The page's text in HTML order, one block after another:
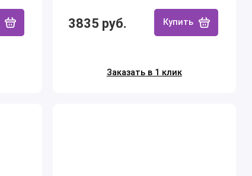
3835 руб. Купить
Заказать в 1 клик